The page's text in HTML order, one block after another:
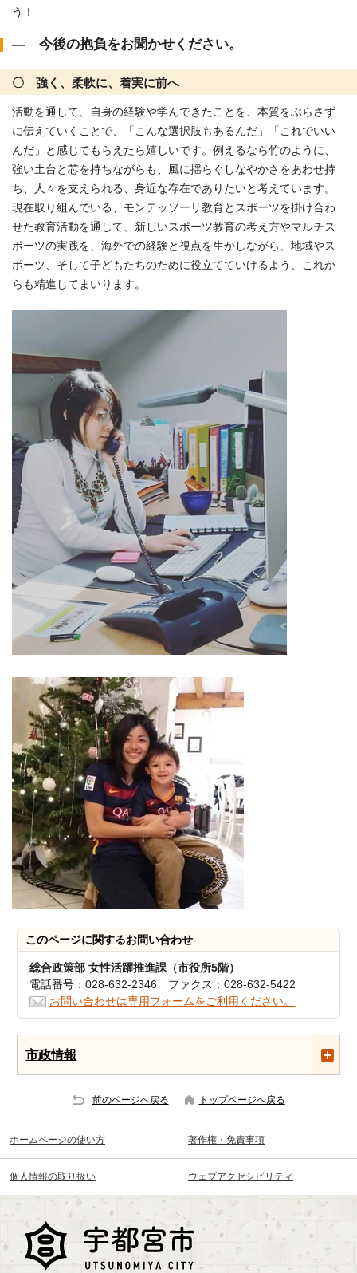
う！
― 今後の抱負をお聞かせください。
〇 強く、柔軟に、着実に前へ
活動を通して、自身の経験や学んできたことを、本質をぶらさず
に伝えていくことで、「こんな選択肢もあるんだ」「これでいい
んだ」と感じてもらえたら嬉しいです。例えるなら竹のように、
強い土台と芯を持ちながらも、風に揺らぐしなやかさをあわせ持
ち、人々を支えられる、身近な存在でありたいと考えています。
現在取り組んでいる、モンテッソーリ教育とスポーツを掛け合わ
せた教育活動を通して、新しいスポーツ教育の考え方やマルチス
ポーツの実践を、海外での経験と視点を生かしながら、地域やス
ポーツ、そして子どもたちのために役立てていけるよう、これか
らも精進してまいります。
このページに関するお問い合わせ
総合政策部 女性活躍推進課（市役所5階）
電話番号：028-632-2346 ファクス：028-632-5422
お問い合わせは専用フォームをご利用ください。
市政情報
前のページへ戻る トップページへ戻る
ホームページの使い方 著作権・免責事項
個人情報の取り扱い ウェブアクセシビリティ